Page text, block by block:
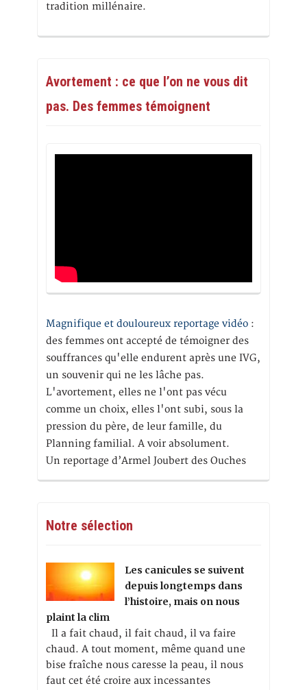
tradition millénaire.
Avortement : ce que l’on ne vous dit
pas. Des femmes témoignent
Magnifique et douloureux reportage vidéo :
des femmes ont accepté de témoigner des
souffrances qu'elle endurent après une IVG,
un souvenir qui ne les lâche pas.
L'avortement, elles ne l'ont pas vécu
comme un choix, elles l'ont subi, sous la
pression du père, de leur famille, du
Planning familial. A voir absolument.
Un reportage d’Armel Joubert des Ouches
Notre sélection
Les canicules se suivent
depuis longtemps dans
l’histoire, mais on nous
plaint la clim
Il a fait chaud, il fait chaud, il va faire
chaud. A tout moment, même quand une
bise fraîche nous caresse la peau, il nous
faut cet été croire aux incessantes